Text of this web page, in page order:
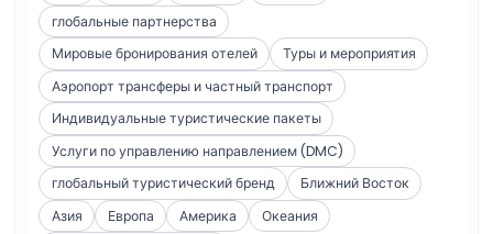
глобальные партнерства
Мировые бронирования отелей
Туры и мероприятия
Аэропорт трансферы и частный транспорт
Индивидуальные туристические пакеты
Услуги по управлению направлением (DMC)
глобальный туристический бренд
Ближний Восток
Азия
Европа Америка
Океания